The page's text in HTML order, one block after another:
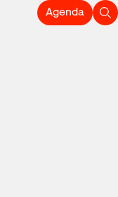
Agenda